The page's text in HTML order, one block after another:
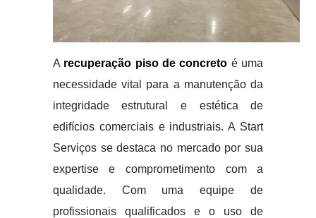
A recuperação piso de concreto é uma
necessidade vital para a manutenção da
integridade estrutural e estética de
edifícios comerciais e industriais. A Start
Serviços se destaca no mercado por sua
expertise e comprometimento com a
qualidade. Com uma equipe de
profissionais qualificados e o uso de